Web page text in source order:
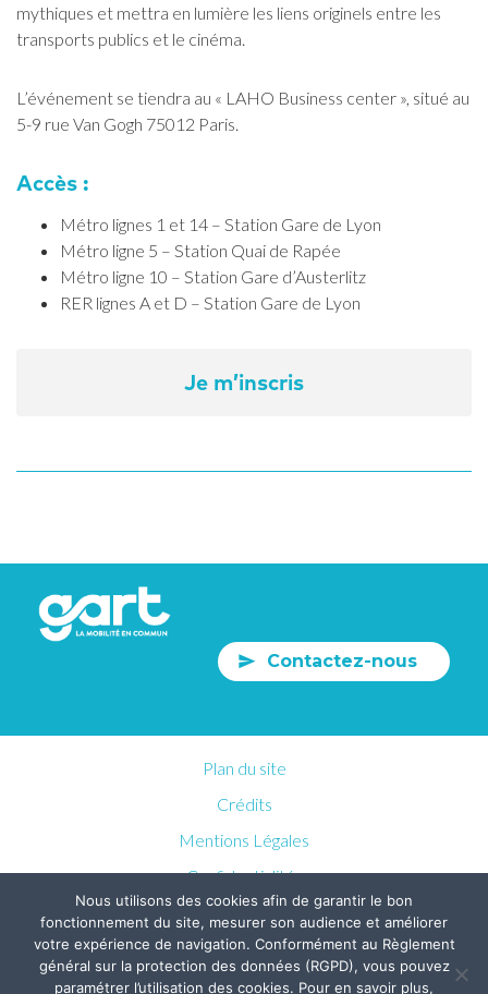
mythiques et mettra en lumière les liens originels entre les
transports publics et le cinéma.
L’événement se tiendra au « LAHO Business center », situé au
5-9 rue Van Gogh 75012 Paris.
Accès :
Métro lignes 1 et 14 – Station Gare de Lyon
Métro ligne 5 – Station Quai de Rapée
Métro ligne 10 – Station Gare d’Austerlitz
RER lignes A et D – Station Gare de Lyon
Je m’inscris
Contactez-nous
Plan du site
Crédits
Mentions Légales
Confidentialités
Nous utilisons des cookies afin de garantir le bon
fonctionnement du site, mesurer son audience et améliorer
votre expérience de navigation. Conformément au Règlement
général sur la protection des données (RGPD), vous pouvez
paramétrer l’utilisation des cookies. Pour en savoir plus,